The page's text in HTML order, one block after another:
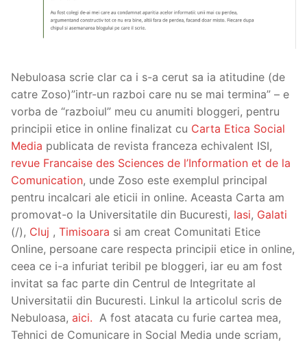
Nebuloasa scrie clar ca i s-a cerut sa ia atitudine (de
catre Zoso)”intr-un razboi care nu se mai termina” – e
vorba de “razboiul” meu cu anumiti bloggeri, pentru
principii etice in online finalizat cu Carta Etica Social
Media publicata de revista franceza echivalent ISI,
revue Francaise des Sciences de l’Information et de la
Comunication, unde Zoso este exemplul principal
pentru incalcari ale eticii in online. Aceasta Carta am
promovat-o la Universitatile din Bucuresti, Iasi, Galati
(/), Cluj , Timisoara si am creat Comunitati Etice
Online, persoane care respecta principii etice in online,
ceea ce i-a infuriat teribil pe bloggeri, iar eu am fost
invitat sa fac parte din Centrul de Integritate al
Universitatii din Bucuresti. Linkul la articolul scris de
Nebuloasa, aici. A fost atacata cu furie cartea mea,
Tehnici de Comunicare in Social Media unde scriam,